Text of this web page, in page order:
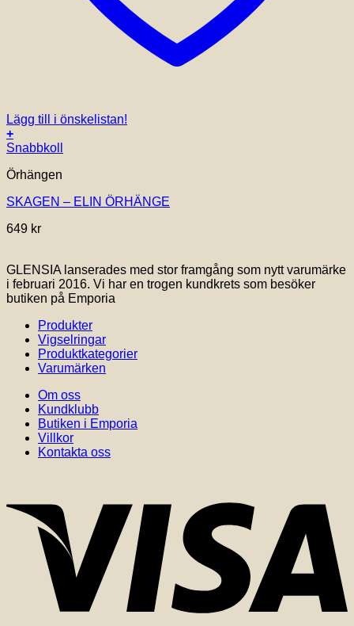
Lägg till i önskelistan!
+
Snabbkoll
Örhängen
SKAGEN – ELIN ÖRHÄNGE
649 kr
GLENSIA lanserades med stor framgång som nytt varumärke
i februari 2016. Vi har en trogen kundkrets som besöker
butiken på Emporia
Produkter
Vigselringar
Produktkategorier
Varumärken
Om oss
Kundklubb
Butiken i Emporia
Villkor
Kontakta oss